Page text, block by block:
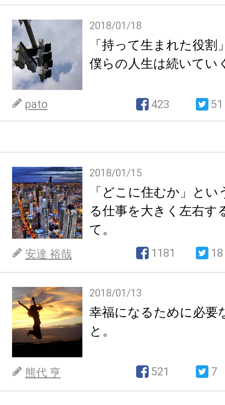
2018/01/18
「持って生まれた役
僕らの人生は続いてい
pato 423 51
2018/01/15
「どこに住むか」と
る仕事を大きく左右す
て。
安達 裕哉 1181 18
2018/01/13
幸福になるために必要
と。
熊代 亨 521 7